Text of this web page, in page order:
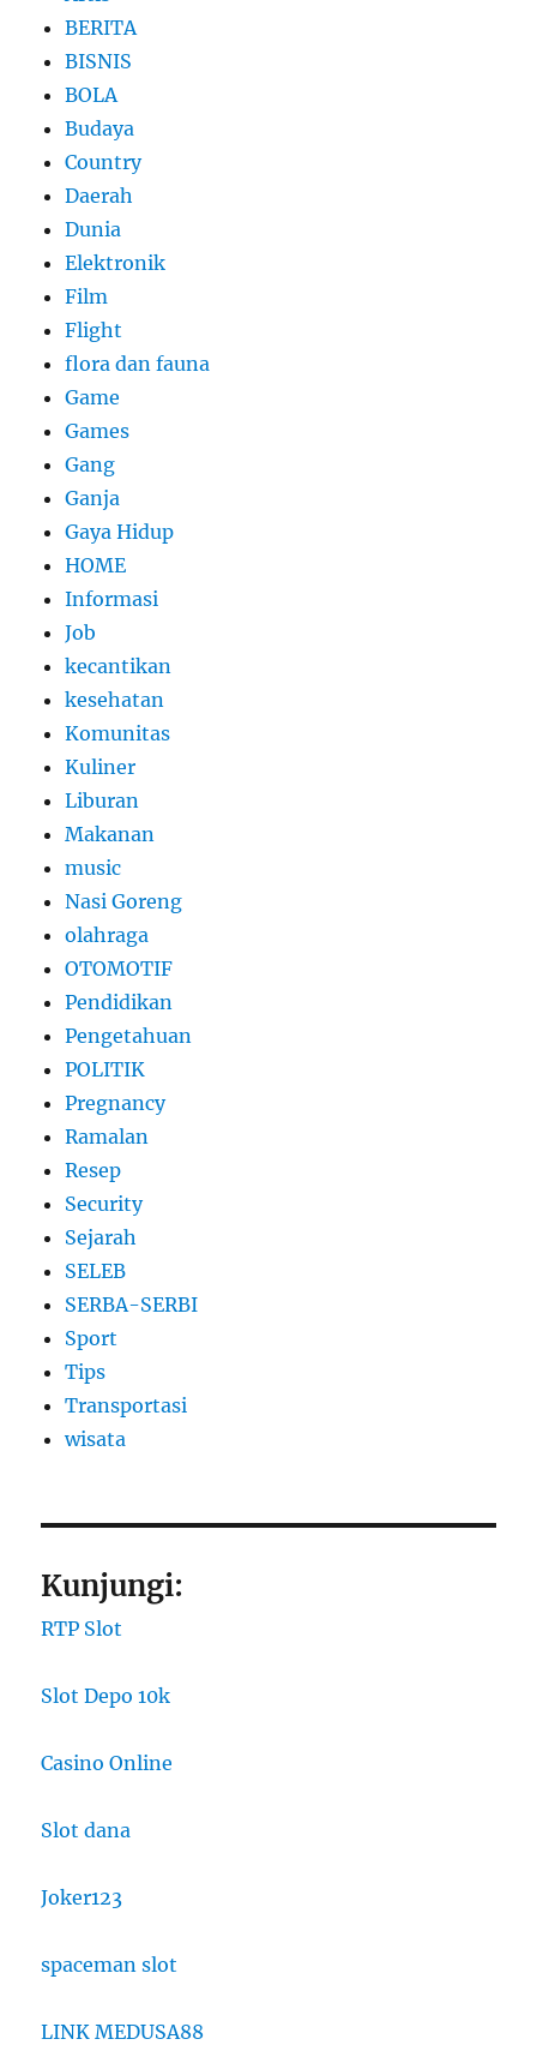
BERITA
BISNIS
BOLA
Budaya
Country
Daerah
Dunia
Elektronik
Film
Flight
flora dan fauna
Game
Games
Gang
Ganja
Gaya Hidup
HOME
Informasi
Job
kecantikan
kesehatan
Komunitas
Kuliner
Liburan
Makanan
music
Nasi Goreng
olahraga
OTOMOTIF
Pendidikan
Pengetahuan
POLITIK
Pregnancy
Ramalan
Resep
Security
Sejarah
SELEB
SERBA-SERBI
Sport
Tips
Transportasi
wisata
Kunjungi:
RTP Slot
Slot Depo 10k
Casino Online
Slot dana
Joker123
spaceman slot
LINK MEDUSA88